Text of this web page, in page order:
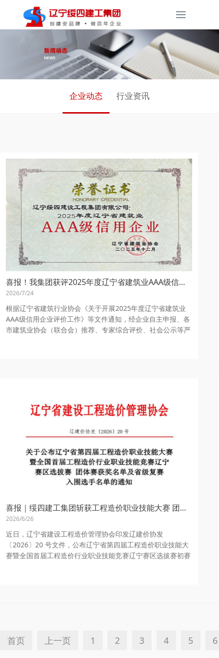
Toggle
企业动态 行业资讯
喜报！我集团获评2025年度辽宁省建筑业AAA级信用企业并有4位项目经理获评诚信项目经理
2026/7/24
根据辽宁省建筑行业协会《关于开展2025年度辽宁省建筑业
AAA级信用企业评价工作》等文件通知，经企业自主申报、各
市建筑业协会（联合会）推荐、专家综合评价、社会公示等严
喜报｜绥四建工集团斩获工程造价职业技能大赛 团体三等奖，6名员工晋级省级复赛
2026/6/26
近日，辽宁省建设工程造价管理协会印发辽建价协发
〔2026〕20 号文件，公布辽宁省第四届工程造价职业技能大
赛暨全国首届工程造价行业职业技能竞赛辽宁赛区选拔赛初赛
首页 上一页 1 2 3 4 5 6